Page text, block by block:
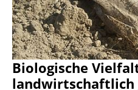
Biologische
landwirtschaftlich